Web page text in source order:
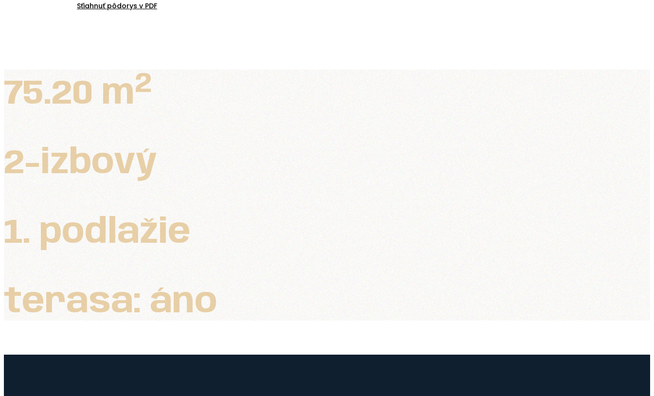
Sťiahnuť pôdorys v PDF
75.20 m2
2-izbový
1. podlažie
terasa: áno